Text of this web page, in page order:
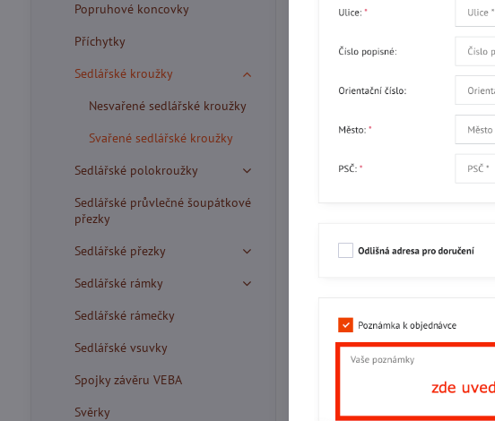
Popruhové koncovky
Příchytky
Sedlářské kroužky
Nesvařené sedlářské kroužky
Svařené sedlářské kroužky
Sedlářské polokroužky
Sedlářské průvlečné šoupátkové
přezky
Sedlářské přezky
Sedlářské rámky
Sedlářské rámečky
Sedlářské vsuvky
Spojky závěru VEBA
Svěrky